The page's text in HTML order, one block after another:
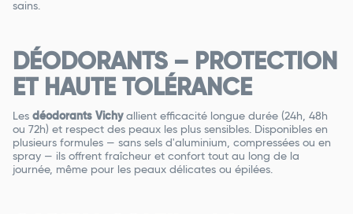
sains.
DÉODORANTS – PROTECTION
ET HAUTE TOLÉRANCE
Les déodorants Vichyallient efficacité longue durée (24h, 48h
ou 72h) et respect des peaux les plus sensibles. Disponibles en
plusieurs formules — sans sels d'aluminium, compressées ou en
spray — ils offrent fraîcheur et confort tout au long de la
journée, même pour les peaux délicates ou épilées.